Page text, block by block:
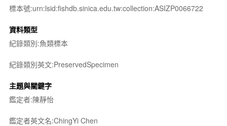
標本號:urn:lsid:fishdb.sinica.edu.tw:collection:ASIZP0066722
資料類型
紀錄類別:魚類標本
紀錄類別英文:PreservedSpecimen
主題與關鍵字
鑑定者:陳靜怡
鑑定者英文名:ChingYi Chen